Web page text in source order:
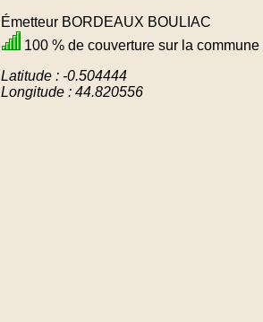
Émetteur BORDEAUX BOULIAC
100 % de couverture sur la
Latitude : -0.504444
Longitude : 44.820556